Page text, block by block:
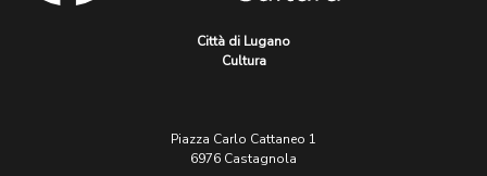
Città di Lugano
Cultura
Piazza Carlo Cattaneo 1
6976 Castagnola